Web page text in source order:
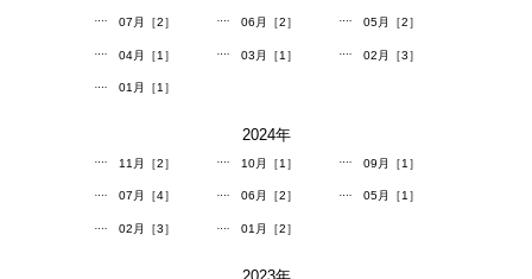
07月［2］ 06月［2］ 05月［2］
04月［1］ 03月［1］ 02月［3］
01月［1］
2024年
11月［2］ 10月［1］ 09月［1］
07月［4］ 06月［2］ 05月［1］
02月［3］ 01月［2］